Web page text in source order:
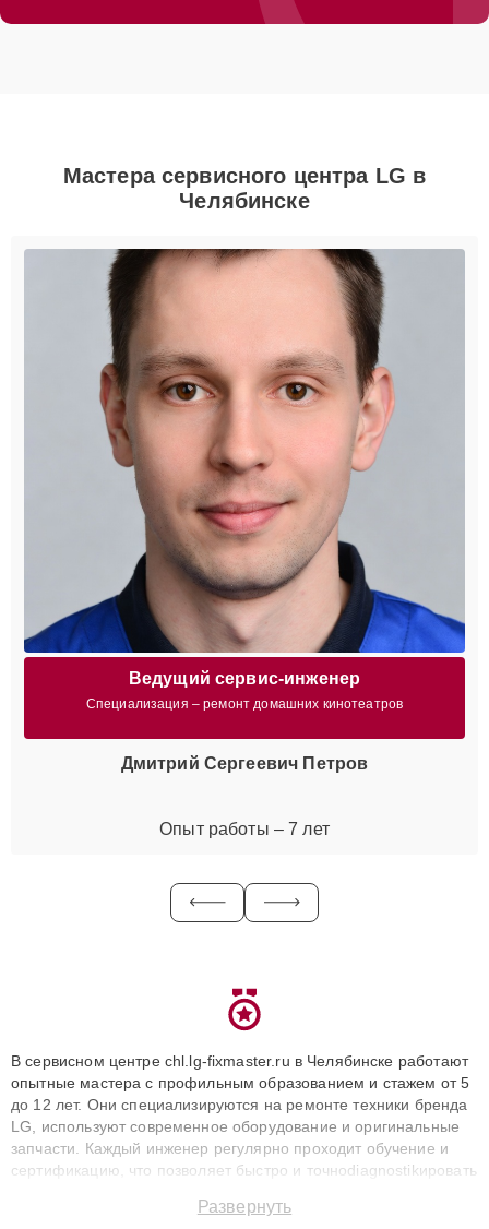
Мастера сервисного центра LG в
Челябинске
Ведущий сервис-инженер
Специализация – ремонт домашних кинотеатров
Дмитрий Сергеевич Петров
Опыт работы – 7 лет
В сервисном центре chl.lg-fixmaster.ru в Челябинске работают
опытные мастера с профильным образованием и стажем от 5
до 12 лет. Они специализируются на ремонте техники бренда
LG, используют современное оборудование и оригинальные
запчасти. Каждый инженер регулярно проходит обучение и
сертификацию, что позволяет быстро и точноdiagnostikировать
до 3 лет. Наши мастера решают сложные случаи: от замены
Развернуть